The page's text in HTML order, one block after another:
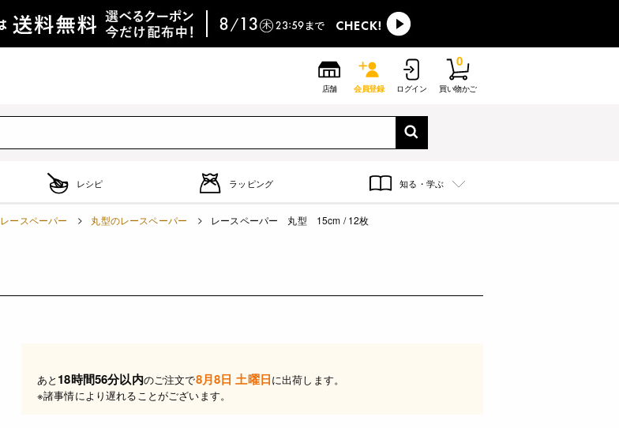
店舗 会員登録 ログイン 買い物かご
0
レシピ ラッピング 知る・学ぶ
レースペーパー 丸型のレースペーパー レースペーパー 丸型 15cm / 12枚
あと 18時間56分以内のご注文で8月8日 土曜日に出荷します。
※諸事情により遅れることがございます。